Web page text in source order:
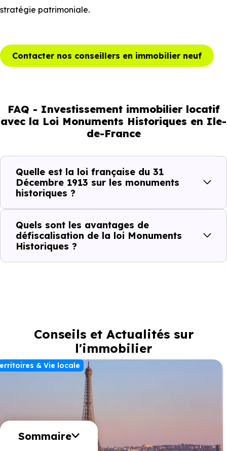
Sommaire
stratégie patrimoniale.
Contacter nos conseillers en immobilier neuf
FAQ - Investissement immobilier locatif
avec la Loi Monuments Historiques en Ile-
de-France
Quelle est la loi française du 31
Décembre 1913 sur les monuments
historiques ?
Quels sont les avantages de
défiscalisation de la loi Monuments
Historiques ?
Conseils et Actualités sur
l'immobilier
& Vie locale